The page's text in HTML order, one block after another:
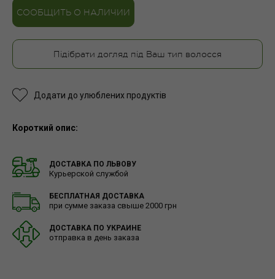
СООБЩИТЬ О НАЛИЧИИ
Підібрати догляд під Ваш тип волосся
Додати до улюблених продуктів
Короткий опис:
ДОСТАВКА ПО ЛЬВОВУ
Курьерской службой
БЕСПЛАТНАЯ ДОСТАВКА
при сумме заказа свыше 2000 грн
ДОСТАВКА ПО УКРАИНЕ
отправка в день заказа